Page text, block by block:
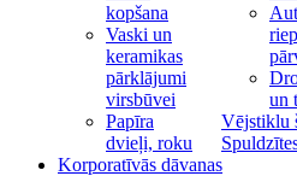
kopšana
Vaski un
keramikas
pārklājumi
virsbūvei
Papīra
dvieļi, roku
un
Vējstiklu
Korporatīvās dāvanas